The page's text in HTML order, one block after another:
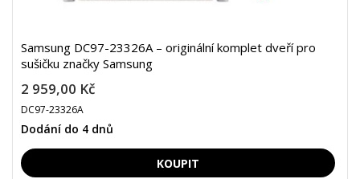
Samsung DC97-23326A – originální komplet dveří pro
sušičku značky Samsung
2 959,00 Kč
DC97-23326A
Dodání do 4 dnů